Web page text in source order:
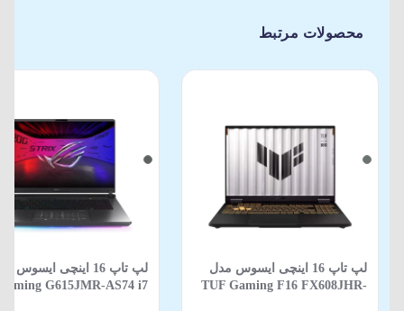
محصولات مرتبط
لپ تاپ 16 اینچی ایسوس مدل
TUF Gaming F16 FX608JHR-
لپ‌ تاپ 16 اینچی ایسوس
G615JMR-AS74 i7